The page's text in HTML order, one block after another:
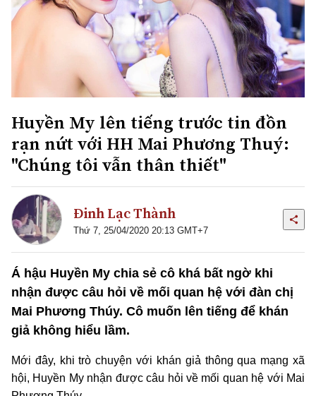
Huyền My lên tiếng trước tin đồn
rạn nứt với HH Mai Phương Thuý:
"Chúng tôi vẫn thân thiết"
Đinh Lạc Thành
Thứ 7, 25/04/2020 20:13 GMT+7
Á hậu Huyền My chia sẻ cô khá bất ngờ khi
nhận được câu hỏi về mối quan hệ với đàn chị
Mai Phương Thúy. Cô muốn lên tiếng để khán
giả không hiểu lầm.
Mới đây, khi trò chuyện với khán giả thông qua mạng xã
hội, Huyền My nhận được câu hỏi về mối quan hệ với Mai